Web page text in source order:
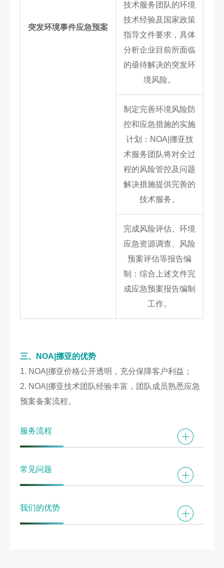
突发环境事件应急预案
技术服务团队的环境
技术经验及国家政策
指导文件要求，具体
分析企业目前所面临
的亟待解决的突发环
境风险。
制定完善环境风险防
控和应急措施的实施
计划：NOA|挪亚技
术服务团队将对全过
程的风险管控及问题
解决措施提供完善的
技术服务。
完成风险评估、环境
应急资源调查、风险
预案评估等报告编
制：综合上述文件完
成应急预案报告编制
工作。
三、NOA|挪亚的优势
1. NOA|挪亚价格公开透明，充分保障客户利益；
2. NOA|挪亚技术团队经验丰富，团队成员熟悉应急
预案备案流程。
服务流程
常见问题
我们的优势